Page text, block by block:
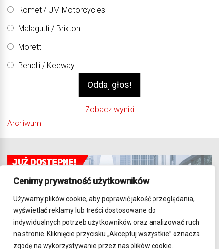
Cenimy prywatność użytkowników
Używamy plików cookie, aby poprawić jakość przeglądania,
wyświetlać reklamy lub treści dostosowane do
indywidualnych potrzeb użytkowników oraz analizować ruch
na stronie. Kliknięcie przycisku „Akceptuj wszystkie” oznacza
zgodę na wykorzystywanie przez nas plików cookie.
Romet / UM Motorcycles
Malagutti / Brixton
Moretti
Benelli / Keeway
Zobacz wyniki
Archiwum